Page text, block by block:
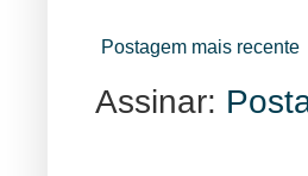
Postagem mais recente
Assinar: